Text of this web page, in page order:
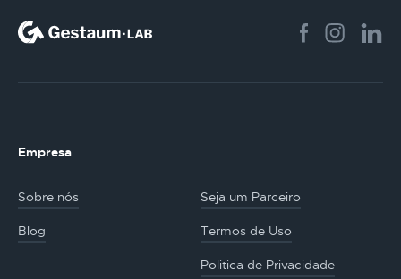
Empresa
Sobre nós Seja um Parceiro
Blog Termos de Uso
Politica de Privacidade